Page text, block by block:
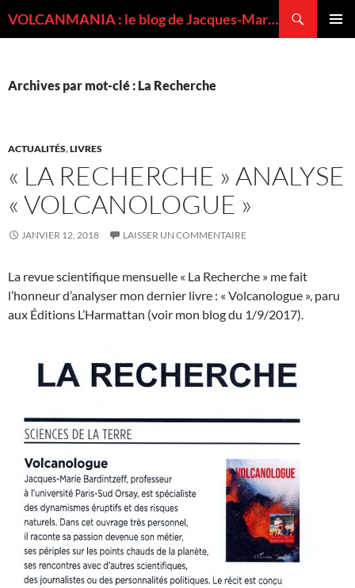
VOLCANMANIA : le blog de Jacques-Marie BARDINTZEFF, volcanologue
Archives par mot-clé : La Recherche
ACTUALITÉS,LIVRES
« LA RECHERCHE » ANALYSE
« VOLCANOLOGUE »
JANVIER 12, 2018 LAISSER UN COMMENTAIRE
La revue scientifique mensuelle « La Recherche » me fait
l’honneur d’analyser mon dernier livre : « Volcanologue », paru
aux Éditions L’Harmattan (voir mon blog du 1/9/2017).